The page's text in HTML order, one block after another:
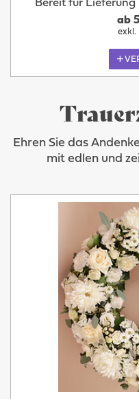
Bereit für
ab
exkl.
Ehren Sie das
mit edlen und